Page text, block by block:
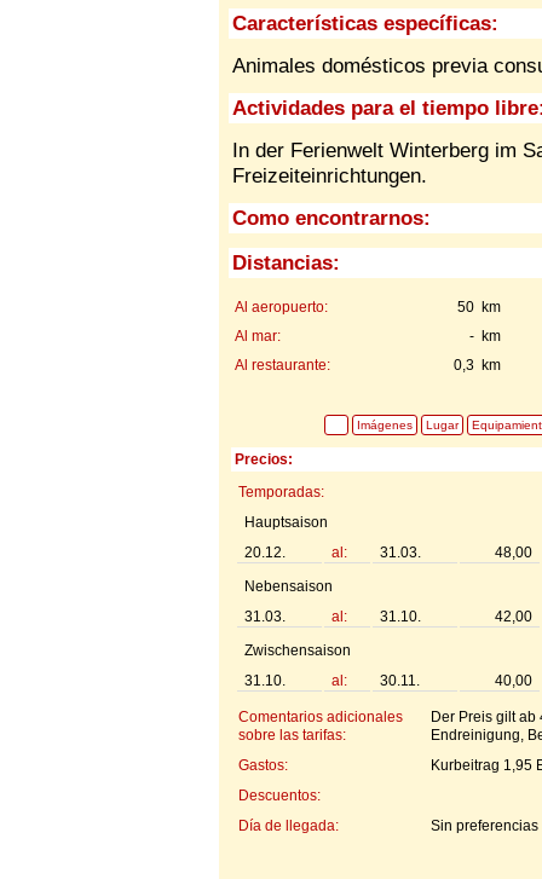
Características específicas:
Animales domésticos previa
Actividades para el tiempo
In der Ferienwelt Winterberg im
Freizeiteinrichtungen.
Como encontrarnos:
Distancias:
50 km
Al aeropuerto:
- km
Al mar:
0,3 km
Al restaurante:
Imágenes Lugar
Precios:
Temporadas:
Hauptsaison
20.12.
al: 31.03.
48,00
Nebensaison
31.03.
al: 31.10.
42,00
Zwischensaison
31.10.
al: 30.11. 40,00
Comentarios adicionales
sobre las tarifas:
Der Preis gilt ab
Endreinigung,
Gastos:
Kurbeitrag 1,95
Descuentos:
Día de llegada:
Sin preferencias